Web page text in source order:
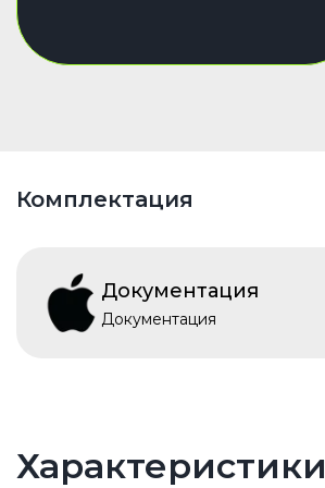
Комплектация
Документация
Документация
Характеристики